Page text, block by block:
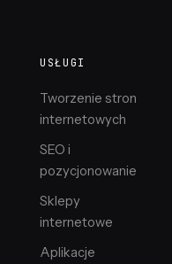
USŁUGI
Tworzenie stron
internetowych
SEO i
pozycjonowanie
Sklepy
internetowe
Aplikacje